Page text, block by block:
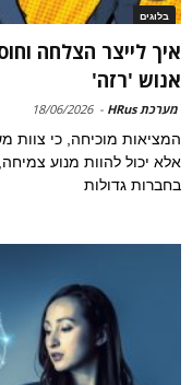
בלוגים
איך לייצר הצלחה
אנוש 'רזה'
מערכת HRus -
18/06/2026
המציאות מוכיחה, כי צוות
אלא יכול להוות מנוע
בחברות גדולות